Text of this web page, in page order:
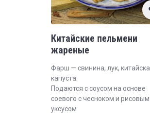
Китайские пельмени
жареные
Фарш — свинина, лук,
капуста.
Подаются с соусом на основе
соевого с чесноком и рисовым
уксусом